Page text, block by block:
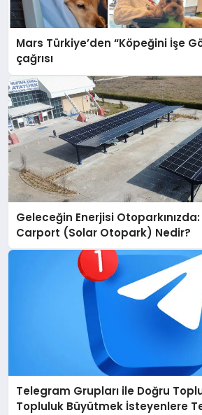
Mars Türkiye’den “Köpeğini İşe
çağrısı
Geleceğin Enerjisi
Carport (Solar Otopark) Nedir?
Telegram Grupları ile Doğru
Topluluk Büyütmek İsteyenlere